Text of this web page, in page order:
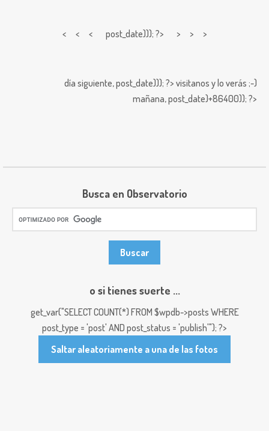
< < < post_date))); ?> > > >
día siguiente,post_date))); ?> visitanos y lo verás ;-)
mañana,post_date)+86400)); ?>
Busca en Observatorio
o si tienes suerte ...
get_var("SELECT COUNT(*) FROM $wpdb->posts WHERE
post_type = 'post' AND post_status = 'publish'"); ?>
Saltar aleatoriamente a una de las fotos